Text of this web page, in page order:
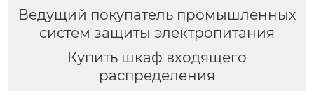
Ведущий покупатель промышленных
систем защиты электропитания
Купить шкаф входящего
распределения